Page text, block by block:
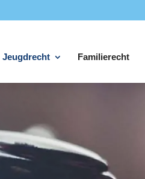
Jeugdrecht Familierecht